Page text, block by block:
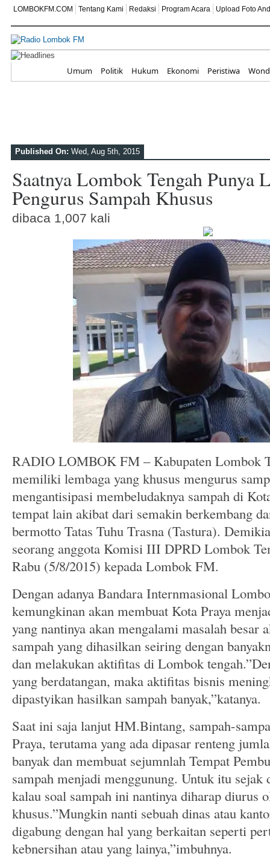
LOMBOKFM.COM Tentang Kami Redaksi Program Acara Upload Foto
Peringati HUT ke-81 RI,
Anak Istimewa
ITDC Perkuat Kapasitas SDM dan
Mori
SD IT ABATA LOMBOK II
Karakter dan Cinta Tanah Air
IPPAT NTB Masuk Desa, Dr.
Kemajuan Masyarakat
Umum Politik Hukum Ekonomi Peristiwa
Published On: Wed, Aug 5th, 2015
Saatnya Lombok Tengah Punya
Pengurus Sampah Khusus
dibaca 1,007 kali
RADIO LOMBOK FM – Kabupaten Lombok
memiliki lembaga yang khusus mengurus
mengantisipasi membeludaknya sampah di
tempat lain akibat dari semakin berkembang
bermotto Tatas Tuhu Trasna (Tastura).
seorang anggota Komisi III DPRD Lombok
Rabu (5/8/2015) kepada Lombok FM.
Dengan adanya Bandara Internmasional
kemungkinan akan membuat Kota Praya
yang nantinya akan mengalami masalah besar
sampah yang dihasilkan seiring dengan
dan melakukan aktifitas di Lombok
yang berdatangan, maka aktifitas bisnis
dipastyikan hasilkan sampah banyak,”katanya.
Saat ini saja lanjut HM.Bintang, sampah-
Praya, terutama yang ada dipasar renteng
banyak dan membuat sejumnlah Tempat
sampah menjadi menggunung. Untuk itu sejak
kalau soal sampah ini nantinya diharap diurus
khusus.”Mungkin nanti sebuah dinas atau
digabung dengan hal yang berkaitan seperti
kebnersihan atau yang lainya,”imbuhnya.